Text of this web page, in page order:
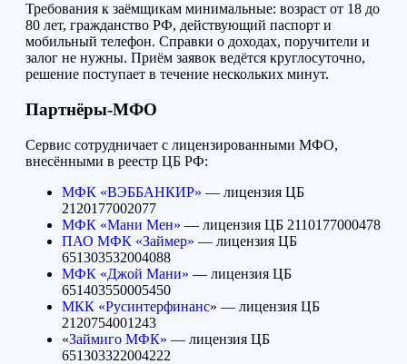
Требования к заёмщикам минимальные: возраст от 18 до
80 лет, гражданство РФ, действующий паспорт и
мобильный телефон. Справки о доходах, поручители и
залог не нужны. Приём заявок ведётся круглосуточно,
решение поступает в течение нескольких минут.
Партнёры-МФО
Сервис сотрудничает с лицензированными МФО,
внесёнными в реестр ЦБ РФ:
МФК «ВЭББАНКИР» — лицензия ЦБ
2120177002077
МФК «Мани Мен» — лицензия ЦБ 2110177000478
ПАО МФК «Займер» — лицензия ЦБ
651303532004088
МФК «Джой Мани» — лицензия ЦБ
651403550005450
МКК «Русинтерфинанс» — лицензия ЦБ
2120754001243
«Займиго МФК» — лицензия ЦБ
651303322004222